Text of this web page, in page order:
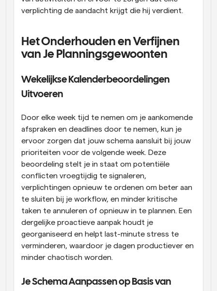
verplichting de aandacht krijgt die hij verdient.
Het Onderhouden en Verfijnen
van Je Planningsgewoonten
Wekelijkse Kalenderbeoordelingen
Uitvoeren
Door elke week tijd te nemen om je aankomende
afspraken en deadlines door te nemen, kun je
ervoor zorgen dat jouw schema aansluit bij jouw
prioriteiten voor de volgende week. Deze
beoordeling stelt je in staat om potentiële
conflicten vroegtijdig te signaleren,
verplichtingen opnieuw te ordenen om beter aan
te sluiten bij je workflow, en minder kritische
taken te annuleren of opnieuw in te plannen. Een
dergelijke proactieve aanpak houdt je
georganiseerd en helpt last-minute stress te
verminderen, waardoor je dagen productiever en
minder chaotisch worden.
Je Schema Aanpassen op Basis van